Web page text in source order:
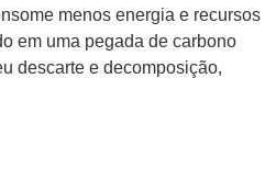
menos energia e recursos
em uma pegada de carbono
descarte e decomposição,